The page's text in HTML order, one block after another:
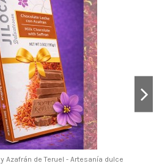
Azafrán de Teruel - Artesanía dulce